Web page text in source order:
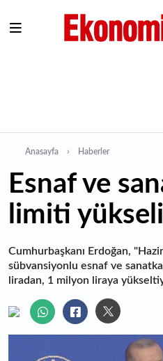
Anasayfa Haberler
Esnaf ve
limiti
Cumhurbaşkanı Erdoğan,
sübvansiyonlu esnaf ve
liradan, 1 milyon liraya